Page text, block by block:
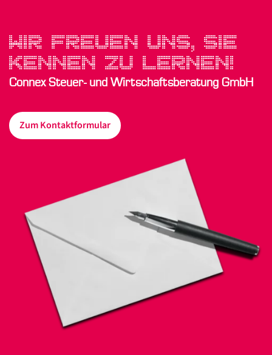
WIR FREUEN UNS, SIE
KENNEN ZU LERNEN!
Connex Steuer- und Wirtschaftsberatung GmbH
Zum Kontaktformular